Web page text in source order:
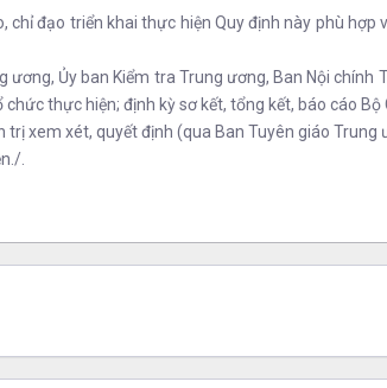
đạo triển khai thực hiện Quy định này phù
Ủy ban Kiểm tra Trung ương, Ban Nội
thực hiện; định kỳ sơ kết, tổng kết, báo cáo Bộ
xem xét, quyết định (qua Ban Tuyên giáo Trung
.